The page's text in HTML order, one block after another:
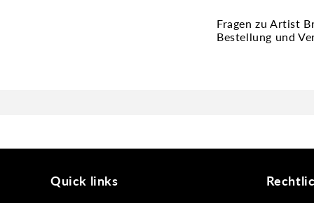
Fragen zu Artist
Bestellung und
Quick links